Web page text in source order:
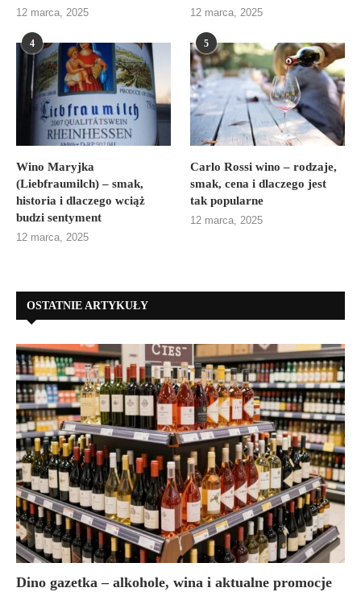
12 marca, 2025 12 marca, 2025
4
Wino Maryjka
(Liebfraumilch) – smak,
historia i dlaczego wciąż
budzi sentyment
12 marca, 2025
5
Carlo Rossi wino – rodzaje,
smak, cena i dlaczego jest
tak popularne
12 marca, 2025
OSTATNIE ARTYKUŁY
Dino gazetka – alkohole, wina i aktualne promocje